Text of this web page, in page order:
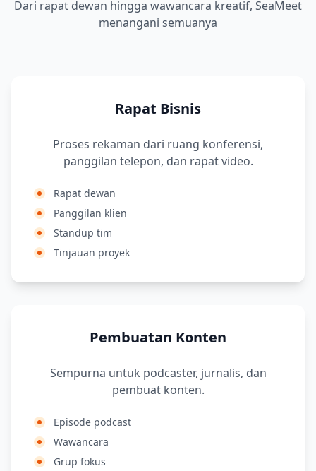
Dari rapat dewan hingga wawancara kreatif, SeaMeet
menangani semuanya
Rapat Bisnis
Proses rekaman dari ruang konferensi,
panggilan telepon, dan rapat video.
Rapat dewan
Panggilan klien
Standup tim
Tinjauan proyek
Pembuatan Konten
Sempurna untuk podcaster, jurnalis, dan
pembuat konten.
Episode podcast
Wawancara
Grup fokus